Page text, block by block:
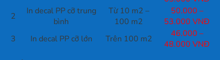
2
In decal PP cỡ trung
bình
Từ 10 m2 –
100 m2
50.000 –
53.000 VNĐ
3
In decal PP cỡ lớn Trên 100 m2
46.000 –
48.000 VNĐ